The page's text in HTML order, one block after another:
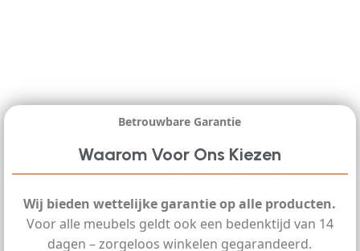
Betrouwbare Garantie
Waarom Voor Ons Kiezen
Wij bieden wettelijke garantie op alle producten.
Voor alle meubels geldt ook een bedenktijd van 14
dagen – zorgeloos winkelen gegarandeerd.